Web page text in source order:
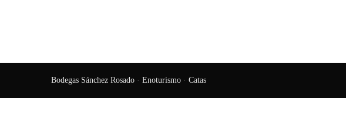
Bodegas Sánchez Rosado · Enoturismo · Catas